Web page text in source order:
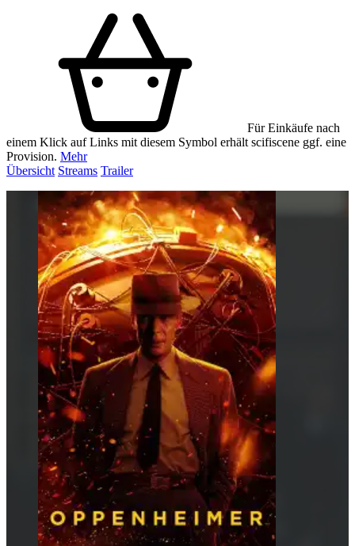
Für Einkäufe nach
einem Klick auf Links mit diesem Symbol erhält scifiscene ggf. eine
Provision. Mehr
Übersicht Streams Trailer